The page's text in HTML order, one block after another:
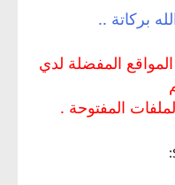
بركاتة ..
المفضلة لدي
المفتوحة .